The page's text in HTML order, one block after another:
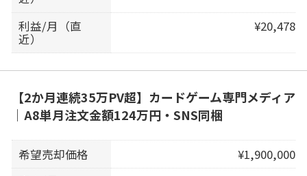
利益/月（直
近）
¥20,478
【2か月連続35万PV超】カードゲーム専門メディア
｜A8単月注文金額124万円・SNS同梱
希望売却価格
¥1,900,000